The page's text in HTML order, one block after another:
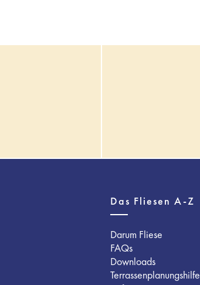
Das Fliesen A-Z
Darum Fliese
FAQs
Downloads
Terrassenplanungshilfe